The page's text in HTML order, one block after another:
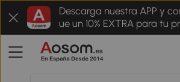
Descarga nuestra APP y
ue un 10% EXTRA para tu
r pedido